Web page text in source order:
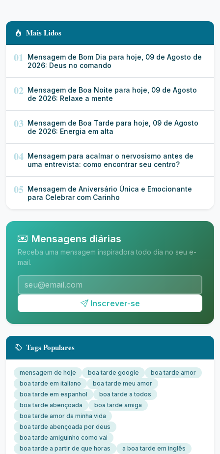
Mais Lidos
01 Mensagem de Bom Dia para hoje, 09 de Agosto de
2026: Deus no comando
02 Mensagem de Boa Noite para hoje, 09 de Agosto
de 2026: Relaxe a mente
03 Mensagem de Boa Tarde para hoje, 09 de Agosto
de 2026: Energia em alta
04 Mensagem para acalmar o nervosismo antes de
uma entrevista: como encontrar seu centro?
05 Mensagem de Aniversário Única e Emocionante
para Celebrar com Carinho
Mensagens diárias
Receba uma mensagem inspiradora todo dia no seu e-
mail.
Inscrever-se
Tags Populares
mensagem de hoje boa tarde google
boa tarde amor
boa tarde em italiano
boa tarde meu amor
boa tarde em espanhol
boa tarde a todos
boa tarde abençoada
boa tarde amiga
boa tarde amor da minha vida
boa tarde abençoada por deus
boa tarde amiguinho como vai
boa tarde a partir de que horas
a boa tarde em inglês